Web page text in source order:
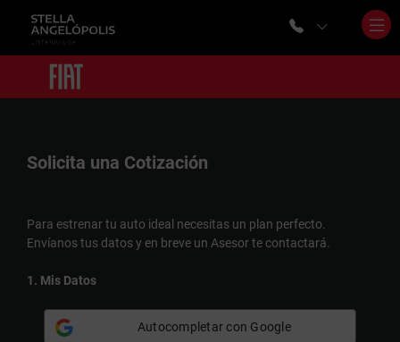
Solicita una Cotización
Para estrenar tu auto ideal necesitas un plan perfecto.
Envíanos tus datos y en breve un Asesor te contactará.
1. Mis Datos
Autocompletar con Google